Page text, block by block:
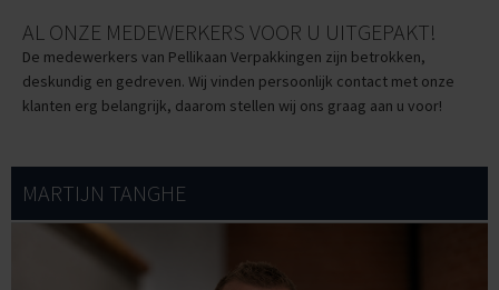
AL ONZE MEDEWERKERS VOOR U UITGEPAKT!
De medewerkers van Pellikaan Verpakkingen zijn betrokken,
deskundig en gedreven. Wij vinden persoonlijk contact met onze
klanten erg belangrijk, daarom stellen wij ons graag aan u voor!
MARTIJN TANGHE